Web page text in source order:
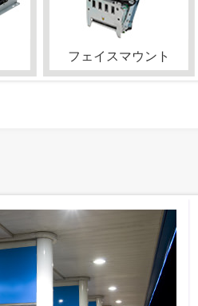
フェイスマウント